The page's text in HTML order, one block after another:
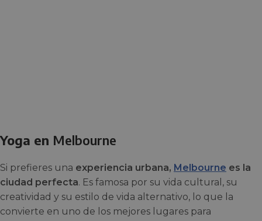
Yoga en Melbourne
Si prefieres una experiencia urbana, Melbourne es la
ciudad perfecta. Es famosa por su vida cultural, su
creatividad y su estilo de vida alternativo, lo que la
convierte en uno de los mejores lugares para